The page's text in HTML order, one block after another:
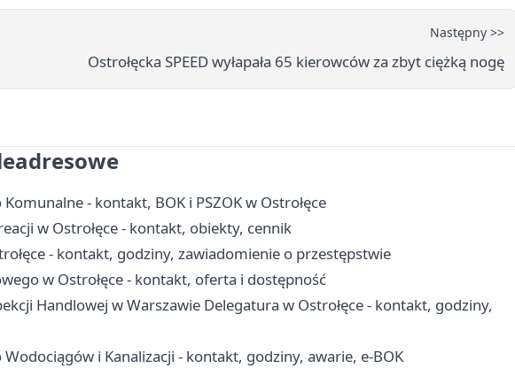
Następny >>
Ostrołęcka SPEED wyłapała 65 kierowców za zbyt ciężką nogę
- kontakt, BOK i PSZOK w Ostrołęce
w Ostrołęce - kontakt, obiekty, cennik
- kontakt, godziny, zawiadomienie o przestępstwie
w Ostrołęce - kontakt, oferta i dostępność
Handlowej w Warszawie Delegatura w Ostrołęce - kontakt, godziny,
i Kanalizacji - kontakt, godziny, awarie, e-BOK